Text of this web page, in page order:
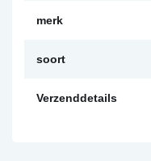
merk
soort
Verzenddetails